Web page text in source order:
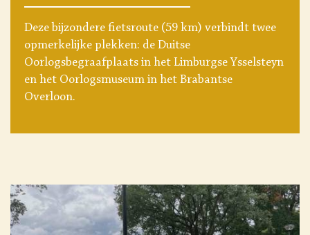
Deze bijzondere fietsroute (59 km) verbindt twee
opmerkelijke plekken: de Duitse
Oorlogsbegraafplaats in het Limburgse Ysselsteyn
en het Oorlogsmuseum in het Brabantse
Overloon.